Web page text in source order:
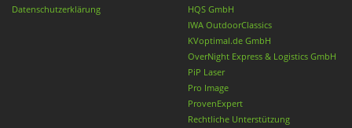
Datenschutzerklärung
HQS GmbH
IWA OutdoorClassics
KVoptimal.de GmbH
OverNight Express & Logistics GmbH
PiP Laser
Pro Image
ProvenExpert
Rechtliche Unterstützung